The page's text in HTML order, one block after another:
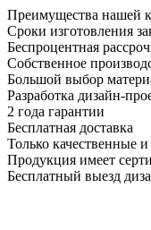
Преимущества нашей
Сроки изготовления
Беспроцентная
Собственное
Большой выбор
Разработка дизайн-
2 года гарантии
Бесплатная доставка
Только качественные
Продукция имеет
Бесплатный выезд